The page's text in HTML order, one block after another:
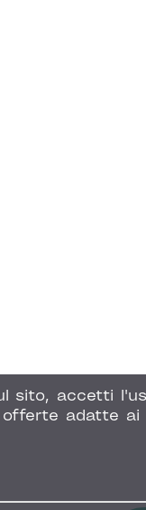
sito, accetti
offerte adatte ai